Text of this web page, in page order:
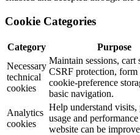
Cookie Categories
Category Purpose
Necessary
technical
cookies
Maintain sessions, cart
CSRF protection, form
cookie-preference
basic navigation.
Analytics
cookies
Help understand visits,
usage and
website can be